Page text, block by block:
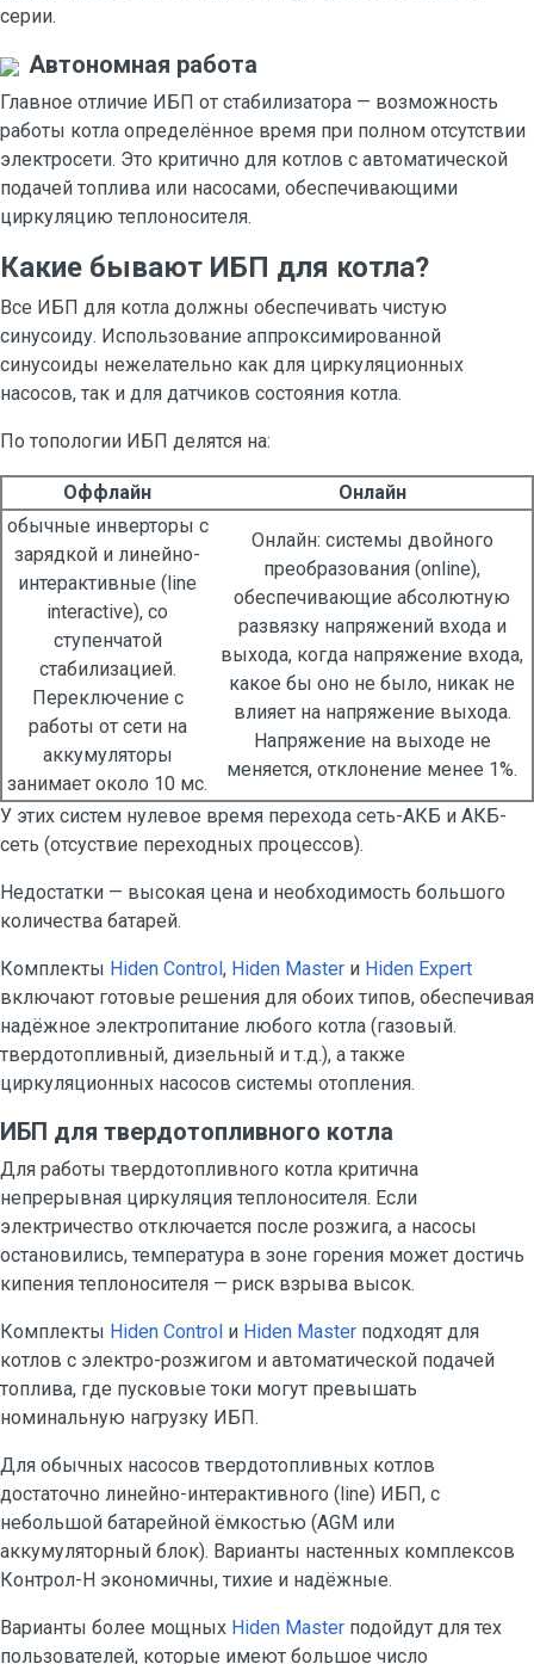
серии.
Автономная работа
Главное отличие ИБП от стабилизатора — возможность
работы котла определённое время при полном отсутствии
электросети. Это критично для котлов с автоматической
подачей топлива или насосами, обеспечивающими
циркуляцию теплоносителя.
Какие бывают ИБП для котла?
Все ИБП для котла должны обеспечивать чистую
синусоиду. Использование аппроксимированной
синусоиды нежелательно как для циркуляционных
насосов, так и для датчиков состояния котла.
По топологии ИБП делятся на:
Оффлайн
Онлайн
обычные инверторы с
зарядкой и линейно-
интерактивные (line
interactive), со
ступенчатой
стабилизацией.
Переключение с
работы от сети на
аккумуляторы
занимает около 10 мс.
Онлайн: системы двойного
преобразования (online),
обеспечивающие абсолютную
развязку напряжений входа и
выхода, когда напряжение входа,
какое бы оно не было, никак не
влияет на напряжение выхода.
Напряжение на выходе не
меняется, отклонение менее 1%.
У этих систем нулевое время перехода сеть-АКБ и АКБ-
сеть (отсуствие переходных процессов).
Недостатки — высокая цена и необходимость большого
количества батарей.
Комплекты Hiden Control, Hiden Master и Hiden Expert
включают готовые решения для обоих типов, обеспечивая
надёжное электропитание любого котла (газовый.
твердотопливный, дизельный и т.д.), а также
циркуляционных насосов системы отопления.
ИБП для твердотопливного котла
Для работы твердотопливного котла критична
непрерывная циркуляция теплоносителя. Если
электричество отключается после розжига, а насосы
остановились, температура в зоне горения может достичь
кипения теплоносителя — риск взрыва высок.
Комплекты Hiden Control и Hiden Master подходят для
котлов с электро-розжигом и автоматической подачей
топлива, где пусковые токи могут превышать
номинальную нагрузку ИБП.
Для обычных насосов твердотопливных котлов
достаточно линейно-интерактивного (line) ИБП, с
небольшой батарейной ёмкостью (AGM или
аккумуляторный блок). Варианты настенных комплексов
Контрол-Н экономичны, тихие и надёжные.
Варианты более мощных Hiden Master подойдут для тех
пользователей, которые имеют большое число